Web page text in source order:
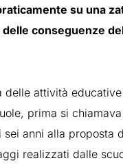
su una
conseguenze
delle attività
prima si
anni alla proposta
realizzati dalle